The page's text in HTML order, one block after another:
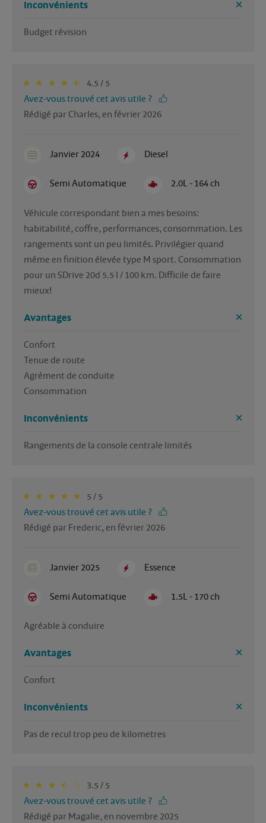
Inconvénients
Budget révision
4.5 / 5
Avez-vous trouvé cet avis utile ?
Rédigé par Charles, en février 2026
Janvier 2024 Diesel
Semi Automatique 2.0L - 164 ch
Véhicule correspondant bien a mes besoins:
habitabilité, coffre, performances, consommation. Les
rangements sont un peu limités. Privilégier quand
même en finition élevée type M sport. Consommation
pour un SDrive 20d 5.5 l / 100 km. Difficile de faire
mieux!
Avantages
Confort
Tenue de route
Agrément de conduite
Consommation
Inconvénients
Rangements de la console centrale limités
5 / 5
Avez-vous trouvé cet avis utile ?
Rédigé par Frederic, en février 2026
Janvier 2025 Essence
Semi Automatique 1.5L - 170 ch
Agréable à conduire
Avantages
Confort
Inconvénients
Pas de recul trop peu de kilometres
3.5 / 5
Avez-vous trouvé cet avis utile ?
Rédigé par Magalie, en novembre 2025